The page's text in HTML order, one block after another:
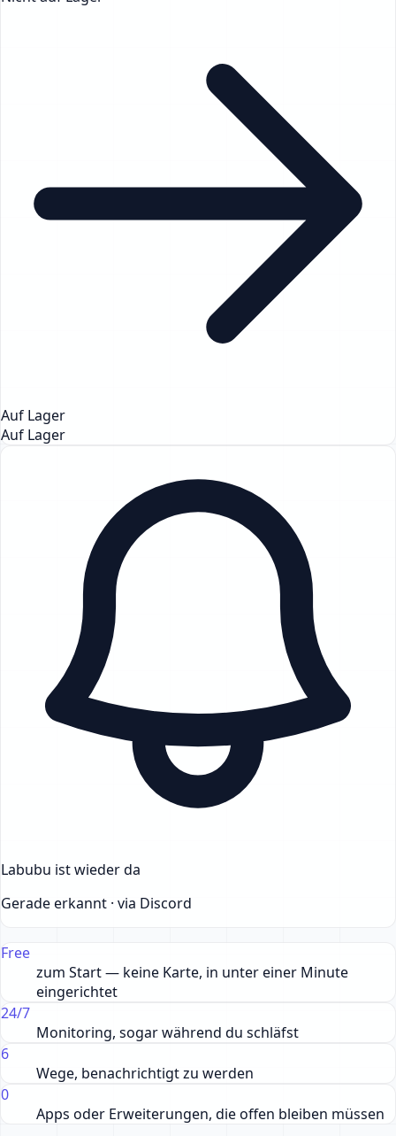
Auf Lager
Auf Lager
Labubu ist wieder da
Gerade erkannt · via Discord
Free
zum Start — keine Karte, in unter einer Minute
eingerichtet
24/7
Monitoring, sogar während du schläfst
6
Wege, benachrichtigt zu werden
0
Apps oder Erweiterungen, die offen bleiben müssen